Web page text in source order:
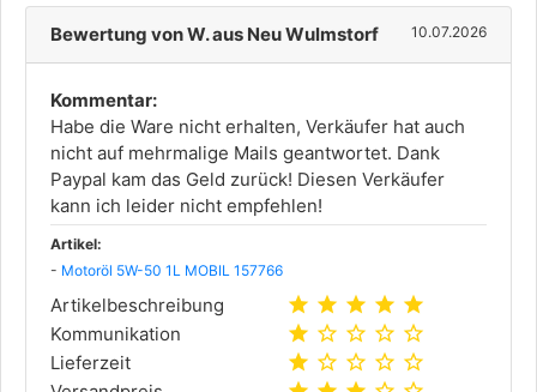
Bewertung von W. aus Neu Wulmstorf 10.07.2026
Kommentar:
Habe die Ware nicht erhalten, Verkäufer hat auch
nicht auf mehrmalige Mails geantwortet. Dank
Paypal kam das Geld zurück! Diesen Verkäufer
kann ich leider nicht empfehlen!
Artikel:
- Motoröl 5W-50 1L MOBIL 157766
Artikelbeschreibung star star star star star
Kommunikation star star_outline star_outline star_outline star_outline
Lieferzeit star star_outline star_outline star_outline star_outline